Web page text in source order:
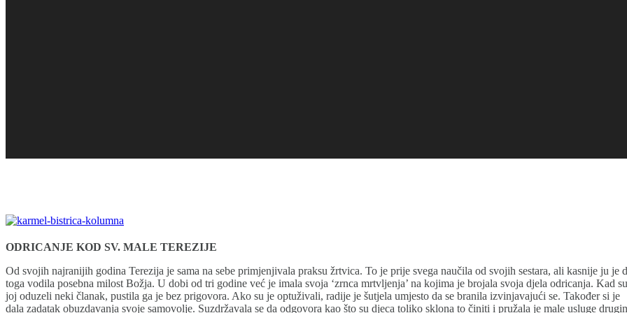
ODRICANJE KOD SV. MALE TEREZIJE
Od svojih najranijih godina Terezija je sama na sebe primjenjivala praksu žrtvica. To je prije svega naučila od svojih sestara, ali kasnije ju je
toga vodila posebna milost Božja. U dobi od tri godine već je imala svoja ‘zrnca mrtvljenja’ na kojima je brojala svoja djela odricanja. Kad su
joj oduzeli neki članak, pustila ga je bez prigovora. Ako su je optuživali, radije je šutjela umjesto da se branila izvinjavajući se. Također si je
dala zadatak obuzdavanja svoje samovolje. Suzdržavala se da odgovora kao što su djeca toliko sklona to činiti i pružala je male usluge